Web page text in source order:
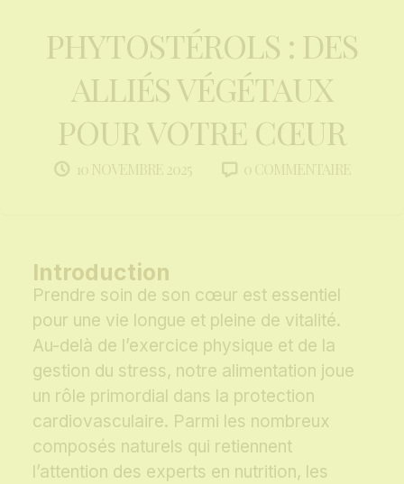
PHYTOSTÉROLS : DES
ALLIÉS VÉGÉTAUX
POUR VOTRE CŒUR
10 NOVEMBRE 2025 0 COMMENTAIRE
Introduction
Prendre soin de son cœur est essentiel
pour une vie longue et pleine de vitalité.
Au-delà de l’exercice physique et de la
gestion du stress, notre alimentation joue
un rôle primordial dans la protection
cardiovasculaire. Parmi les nombreux
composés naturels qui retiennent
l’attention des experts en nutrition, les